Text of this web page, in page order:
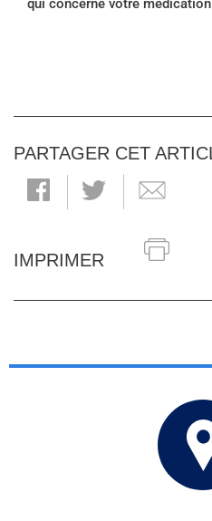
qui concerne votre
PARTAGER CET
IMPRIMER